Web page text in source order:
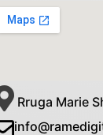
Rruga Marie